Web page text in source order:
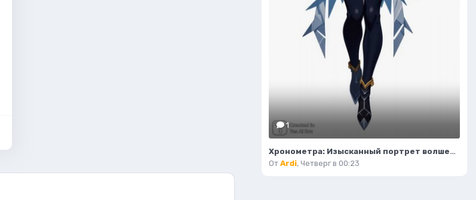
1
Хронометра: Изысканный портрет волшебницы времени и моды. Изображение из нейронной сети Flux Ai
От Ardi, Четверг в 00:23